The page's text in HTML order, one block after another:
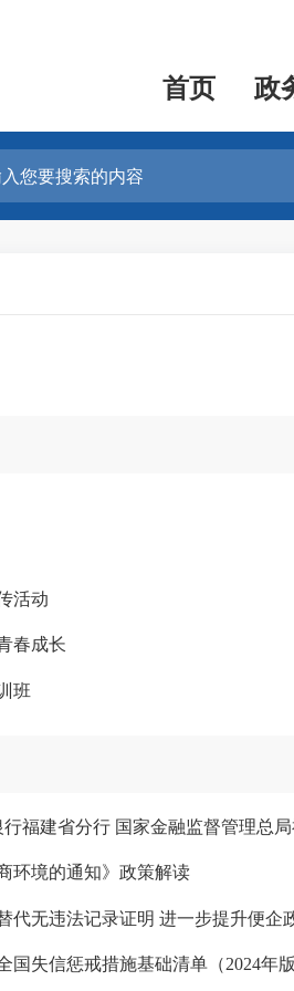
首页 政
活动
春成长
班
环境的通知》政策解读
无违法记录证明 进一步提升便企
国失信惩戒措施基础清单（2024年